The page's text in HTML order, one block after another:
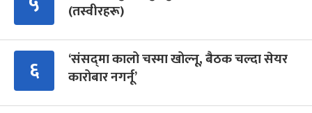
(तस्वीरहरू)
६
‘संसद्‍मा कालो चस्मा खोल्नू, बैठक चल्दा सेयर
कारोबार नगर्नू’